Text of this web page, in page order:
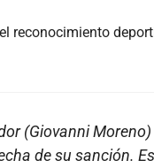
reconocimiento
(Giovanni
de su sanción.